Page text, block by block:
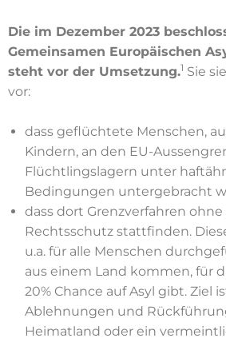
Die im Dezember 2023
Gemeinsamen Europäischen
steht vor der Umsetzung.1 Sie
vor:
dass geflüchtete Menschen,
Kindern, an den EU-
Flüchtlingslagern unter
Bedingungen untergebracht
dass dort Grenzverfahren
Rechtsschutz stattfinden.
u.a. für alle Menschen
aus einem Land kommen, für
20% Chance auf Asyl gibt. Ziel
Ablehnungen und
Heimatland oder ein